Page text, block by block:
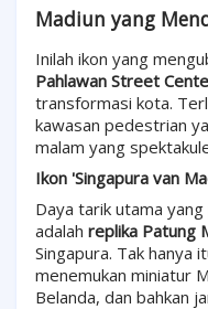
Madiun yang
Inilah ikon yang
Pahlawan Street
transformasi kota.
kawasan pedestrian
malam yang
Ikon 'Singapura van
Daya tarik utama
adalah replika Patung
Singapura. Tak hanya
menemukan miniatur
Belanda, dan bahkan